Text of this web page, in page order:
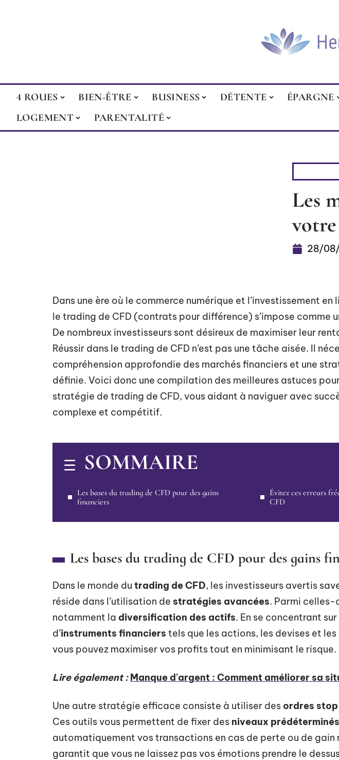
4 ROUES BIEN-ÊTRE BUSINESS DÉTENTE ÉPARGNE
LOGEMENT
PARENTALITÉ
Les
28/
Dans une ère où le commerce numérique et l’investissement en
le trading de CFD (contrats pour différence) s’impose comme
De nombreux investisseurs sont désireux de maximiser leur
Réussir dans le trading de CFD n’est pas une tâche aisée. Il
compréhension approfondie des marchés financiers et une
définie. Voici donc une compilation des meilleures astuces
stratégie de trading de CFD, vous aidant à naviguer avec
complexe et compétitif.
SOMMAIRE
Les bases du trading de CFD pour des gains
financiers
Évitez ces erreurs
CFD
Les bases du trading de CFD pour des gains
Dans le monde du trading de CFD, les investisseurs avertis
réside dans l’utilisation de stratégies avancées. Parmi celles-
notamment la diversification des actifs. En se concentrant
d’instruments financiers tels que les actions, les devises et
vous pouvez maximiser vos profits tout en minimisant le risque.
Lire également : Manque d'argent : Comment améliorer sa
Une autre stratégie efficace consiste à utiliser des ordres
Ces outils vous permettent de fixer des niveaux prédéterminés
automatiquement vos transactions en cas de perte ou de gain
garantit que vous ne laissez pas vos émotions prendre le